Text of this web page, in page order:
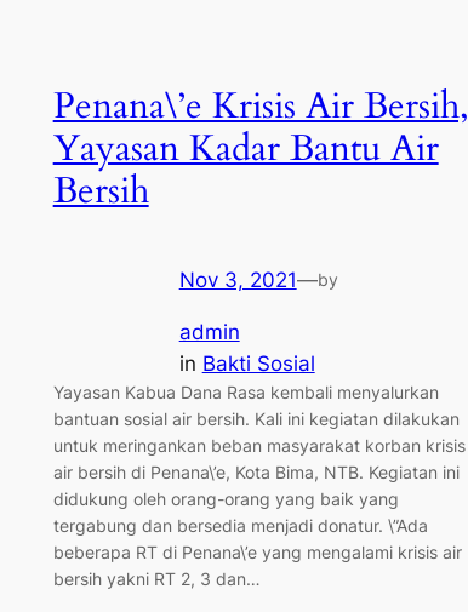
Penana\’e Krisis Air Bersih,
Yayasan Kadar Bantu Air
Bersih
Nov 3, 2021—by
admin
in Bakti Sosial
Yayasan Kabua Dana Rasa kembali menyalurkan
bantuan sosial air bersih. Kali ini kegiatan dilakukan
untuk meringankan beban masyarakat korban krisis
air bersih di Penana\’e, Kota Bima, NTB. Kegiatan ini
didukung oleh orang-orang yang baik yang
tergabung dan bersedia menjadi donatur. \”Ada
beberapa RT di Penana\’e yang mengalami krisis air
bersih yakni RT 2, 3 dan…